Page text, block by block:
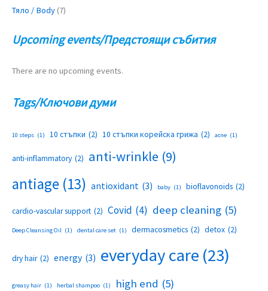
Тяло / Body (7)
Upcoming events/Предстоящи събития
There are no upcoming events.
Tags/Ключови думи
10 steps (1) 10 стъпки (2) 10 стъпки корейска грижа (2) acne (1)
anti-inflammatory (2) anti-wrinkle (9)
antiage (13) antioxidant (3) baby (1) bioflavonoids (2)
cardio-vascular support (2) Covid (4) deep cleaning (5)
Deep Cleansing Oil (1) dental care set (1) dermacosmetics (2) detox (2)
dry hair (2) energy (3) everyday care (23)
greasy hair (1) herbal shampoo (1) high end (5)